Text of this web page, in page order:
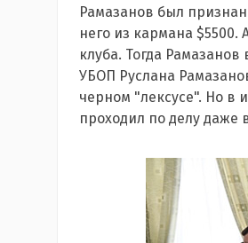
Рамазанов был
него из кармана $5500.
клуба. Тогда
УБОП Руслана
черном "лексусе". Но в
проходил по делу даже